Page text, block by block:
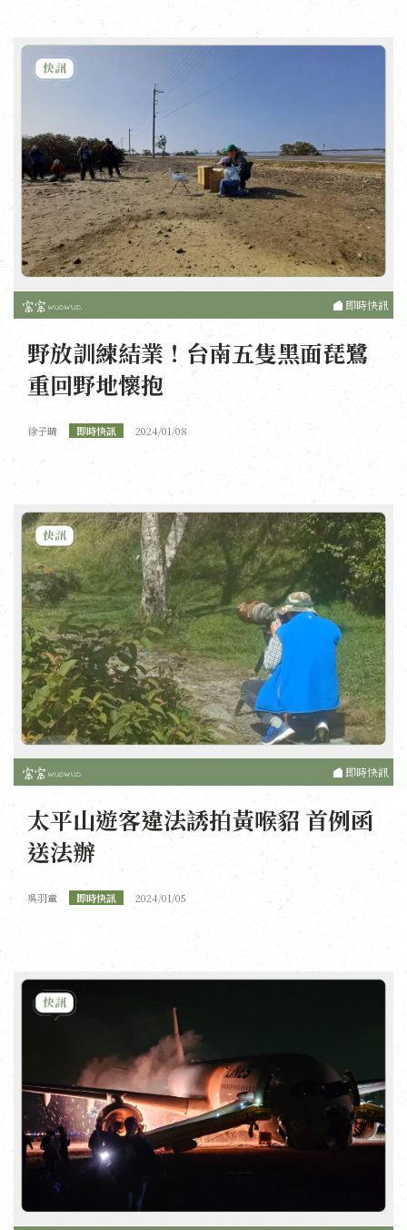
即時快訊
野放訓練結業！台南五隻黑面琵鷺
重回野地懷抱
徐子晴 即時快訊 2024/01/08
即時快訊
太平山遊客違法誘拍黃喉貂 首例函
送法辦
吳羽童 即時快訊 2024/01/05